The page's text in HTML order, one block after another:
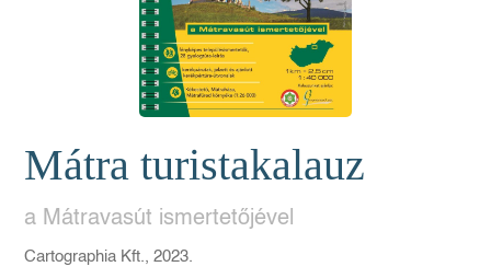
Mátra turistakalauz
a Mátravasút ismertetőjével
Cartographia Kft., 2023.